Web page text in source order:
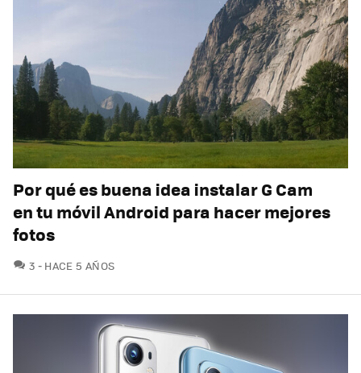
Por qué es buena idea instalar G Cam
en tu móvil Android para hacer mejores
fotos
3 COMENTARIOS
HACE 5 AÑOS